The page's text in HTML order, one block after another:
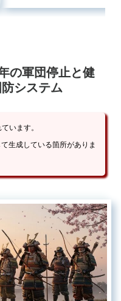
今も響くのか
の軍団停止と健
システム
います。
生成している箇所がありま